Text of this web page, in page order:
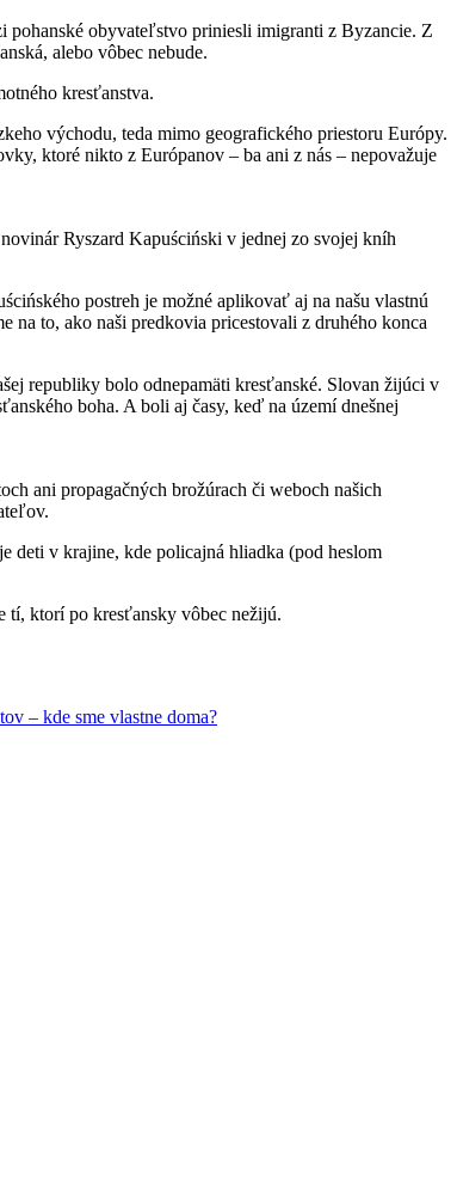
pohanské obyvateľstvo priniesli imigranti z Byzancie. Z
alebo vôbec nebude.
kresťanstva.
východu, teda mimo geografického priestoru Európy.
ktoré nikto z Európanov – ba ani z nás – nepovažuje
Ryszard Kapuściński v jednej zo svojej kníh
postreh je možné aplikovať aj na našu vlastnú
na to, ako naši predkovia pricestovali z druhého konca
republiky bolo odnepamäti kresťanské. Slovan žijúci v
boha. A boli aj časy, keď na území dnešnej
ani propagačných brožúrach či weboch našich
deti v krajine, kde policajná hliadka (pod heslom
tí, ktorí po kresťansky vôbec nežijú.
– kde sme vlastne doma?